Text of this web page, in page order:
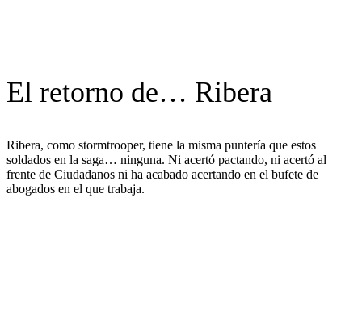
El retorno de… Ribera
Ribera, como stormtrooper, tiene la misma puntería que estos
soldados en la saga… ninguna. Ni acertó pactando, ni acertó al
frente de Ciudadanos ni ha acabado acertando en el bufete de
abogados en el que trabaja.